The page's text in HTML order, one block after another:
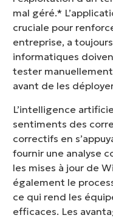
mal géré.*
cruciale pour
entreprise, a
informatiques
tester
avant de les
L’intelligence
sentiments des
correctifs en
fournir une analyse
les mises à jour de
également le
ce qui rend les
efficaces. Les